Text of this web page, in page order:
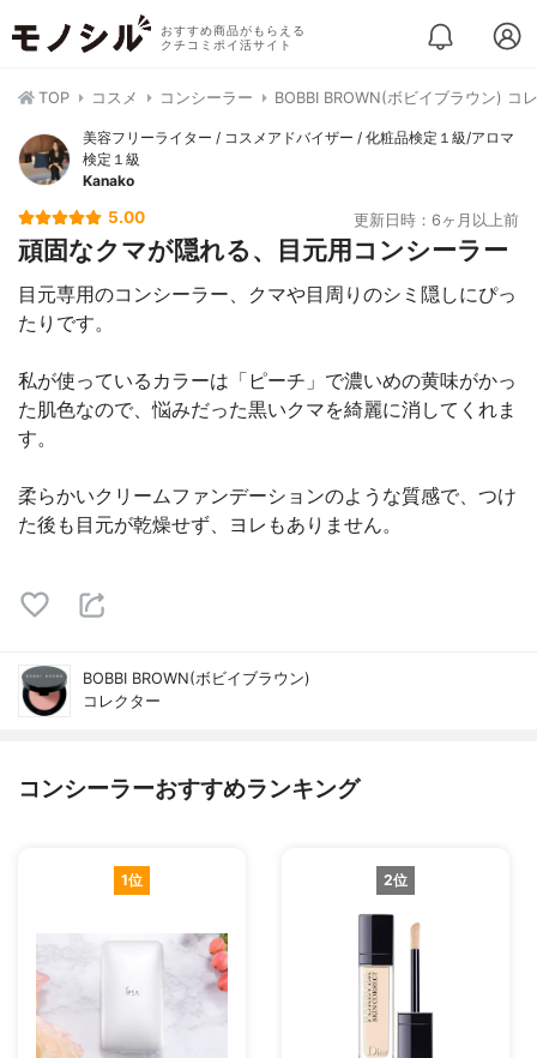
おすすめ商品がもらえる
クチコミポイ活サイト
TOP コスメ コンシーラー BOBBI BROWN(ボビイブラウン) コ
美容フリーライター / コスメアドバイザー / 化粧品検定１級/アロマ
検定１級
Kanako
5.00 更新日時：6ヶ月以上前
頑固なクマが隠れる、目元用コンシーラー
目元専用のコンシーラー、クマや目周りのシミ隠しにぴっ
たりです。
私が使っているカラーは「ピーチ」で濃いめの黄味がかっ
た肌色なので、悩みだった黒いクマを綺麗に消してくれま
す。
柔らかいクリームファンデーションのような質感で、つけ
た後も目元が乾燥せず、ヨレもありません。
BOBBI BROWN(ボビイブラウン)
コレクター
コンシーラーおすすめランキング
1位 2位